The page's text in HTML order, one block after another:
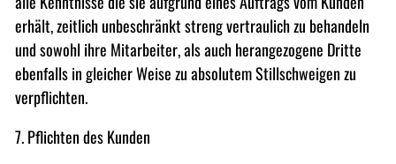
erhält, zeitlich unbeschränkt streng vertraulich zu behandeln
und sowohl ihre Mitarbeiter, als auch herangezogene Dritte
ebenfalls in gleicher Weise zu absolutem Stillschweigen zu
verpflichten.
7. Pflichten des Kunden